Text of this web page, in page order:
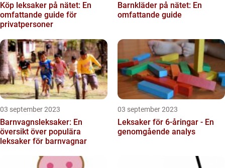
Köp leksaker på nätet: En
omfattande guide för
privatpersoner
Barnkläder på nätet: En
omfattande guide
03 september 2023
Barnvagnsleksaker: En
översikt över populära
leksaker för barnvagnar
03 september 2023
Leksaker för 6-åringar - En
genomgående analys